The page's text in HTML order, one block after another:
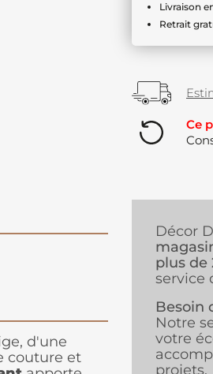
Livraison
Retrait
Ce
d'une
couture et
Décor
plus de
service
Besoin
Notre
votre
projets.